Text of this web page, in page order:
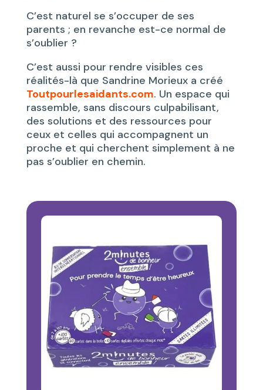
C’est naturel se s’occuper de ses
parents ; en revanche est-ce normal de
s’oublier ?
C’est aussi pour rendre visibles ces
réalités-là que Sandrine Morieux a créé
Toutpourlesaidants.com. Un espace qui
rassemble, sans discours culpabilisant,
des solutions et des ressources pour
ceux et celles qui accompagnent un
proche et qui cherchent simplement à ne
pas s’oublier en chemin.